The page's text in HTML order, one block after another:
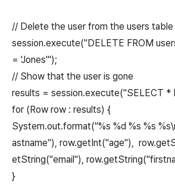
// Delete the user from the users table
session.execute("DELETE FROM
= 'Jones'");
// Show that the user is gone
results = session.execute("SELECT *
for (Row row : results) {
System.out.format("%s %d %s %s
astname"), row.getInt("age"),
etString("email"),
}